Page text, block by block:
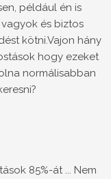
például én is
és biztos
kötni.Vajon hány
hogy ezeket
normálisabban
85%-át ... Nem